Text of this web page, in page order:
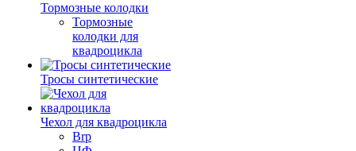
Тормозные колодки
Тормозные
колодки для
квадроцикла
Тросы синтетические
Чехол для квадроцикла
Brp